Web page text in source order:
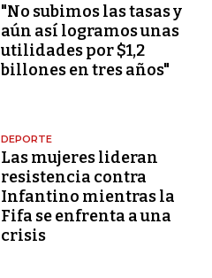
"No subimos las tasas y
aún así logramos unas
utilidades por $1,2
billones en tres años"
DEPORTE
Las mujeres lideran
resistencia contra
Infantino mientras la
Fifa se enfrenta a una
crisis